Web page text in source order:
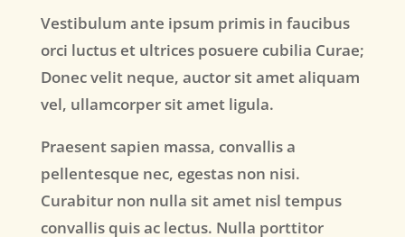
Vestibulum ante ipsum primis in faucibus
orci luctus et ultrices posuere cubilia Curae;
Donec velit neque, auctor sit amet aliquam
vel, ullamcorper sit amet ligula.
Praesent sapien massa, convallis a
pellentesque nec, egestas non nisi.
Curabitur non nulla sit amet nisl tempus
convallis quis ac lectus. Nulla porttitor